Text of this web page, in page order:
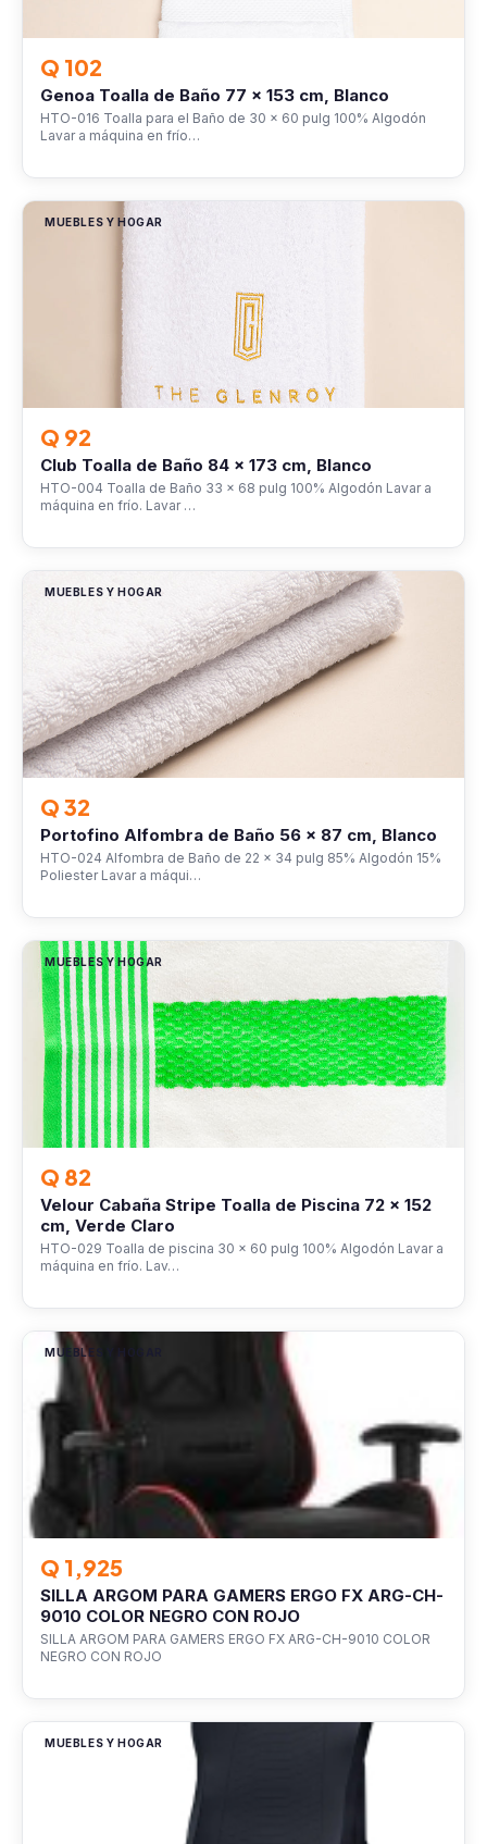
Q 102
Genoa Toalla de Baño 77 x 153 cm, Blanco
HTO-016 Toalla para el Baño de 30 x 60 pulg 100% Algodón
Lavar a máquina en frío…
MUEBLES Y HOGAR
Q 92
Club Toalla de Baño 84 x 173 cm, Blanco
HTO-004 Toalla de Baño 33 x 68 pulg 100% Algodón Lavar a
máquina en frío. Lavar …
MUEBLES Y HOGAR
Q 32
Portofino Alfombra de Baño 56 x 87 cm, Blanco
HTO-024 Alfombra de Baño de 22 x 34 pulg 85% Algodón 15%
Poliester Lavar a máqui…
MUEBLES Y HOGAR
Q 82
Velour Cabaña Stripe Toalla de Piscina 72 x 152
cm, Verde Claro
HTO-029 Toalla de piscina 30 x 60 pulg 100% Algodón Lavar a
máquina en frío. Lav…
MUEBLES Y HOGAR
Q 1,925
SILLA ARGOM PARA GAMERS ERGO FX ARG-CH-
9010 COLOR NEGRO CON ROJO
SILLA ARGOM PARA GAMERS ERGO FX ARG-CH-9010 COLOR
NEGRO CON ROJO
MUEBLES Y HOGAR